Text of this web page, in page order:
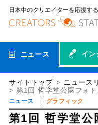
日本中のクリエイターを応援す
ニュース イン
サイトトップ
ニュース
第1回 哲学堂公園フォ
ニュース グラフィック
第1回 哲学堂公